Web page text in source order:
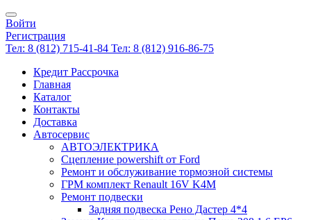
Войти
Регистрация
Тел: 8 (812) 715-41-84 Тел: 8 (812) 916-86-75
Кредит Рассрочка
Главная
Каталог
Контакты
Доставка
Автосервис
АВТОЭЛЕКТРИКА
Сцепление powershift от Ford
Ремонт и обслуживание тормозной системы
ГРМ комплект Renault 16V K4M
Ремонт подвески
Задняя подвеска Рено Дастер 4*4